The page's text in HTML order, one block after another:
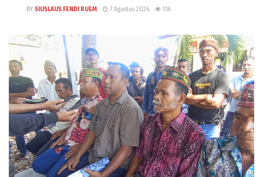
BY SIUSLAUS FENDI RUEM 7 Agustus 2026 1.1k